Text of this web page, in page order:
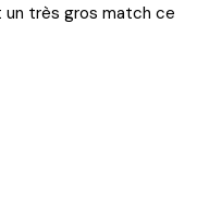
un très gros match ce